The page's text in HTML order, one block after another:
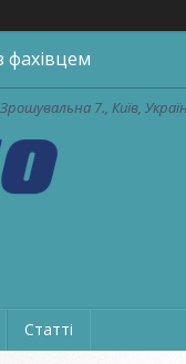
фахівцем
7., Київ,
Статті